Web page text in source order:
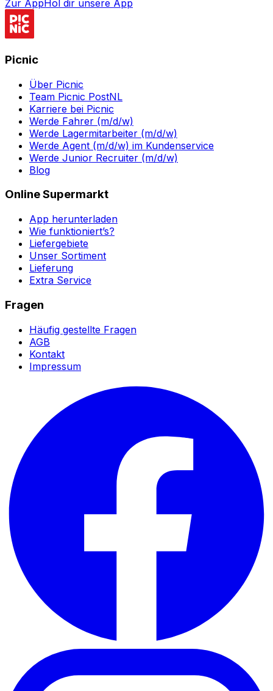
Zur AppHol dir unsere App
Picnic
Über Picnic
Team Picnic PostNL
Karriere bei Picnic
Werde Fahrer (m/d/w)
Werde Lagermitarbeiter (m/d/w)
Werde Agent (m/d/w) im Kundenservice
Werde Junior Recruiter (m/d/w)
Blog
Online Supermarkt
App herunterladen
Wie funktioniert’s?
Liefergebiete
Unser Sortiment
Lieferung
Extra Service
Fragen
Häufig gestellte Fragen
AGB
Kontakt
Impressum